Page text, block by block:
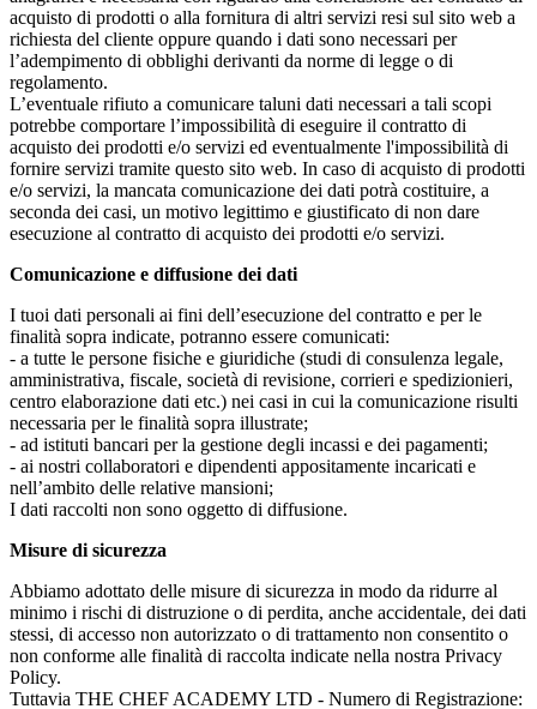
acquisto di prodotti o alla fornitura di altri servizi resi sul sito web a
richiesta del cliente oppure quando i dati sono necessari per
l’adempimento di obblighi derivanti da norme di legge o di
regolamento.
L’eventuale rifiuto a comunicare taluni dati necessari a tali scopi
potrebbe comportare l’impossibilità di eseguire il contratto di
acquisto dei prodotti e/o servizi ed eventualmente l'impossibilità di
fornire servizi tramite questo sito web. In caso di acquisto di prodotti
e/o servizi, la mancata comunicazione dei dati potrà costituire, a
seconda dei casi, un motivo legittimo e giustificato di non dare
esecuzione al contratto di acquisto dei prodotti e/o servizi.
Comunicazione e diffusione dei dati
I tuoi dati personali ai fini dell’esecuzione del contratto e per le
finalità sopra indicate, potranno essere comunicati:
- a tutte le persone fisiche e giuridiche (studi di consulenza legale,
amministrativa, fiscale, società di revisione, corrieri e spedizionieri,
centro elaborazione dati etc.) nei casi in cui la comunicazione risulti
necessaria per le finalità sopra illustrate;
- ad istituti bancari per la gestione degli incassi e dei pagamenti;
- ai nostri collaboratori e dipendenti appositamente incaricati e
nell’ambito delle relative mansioni;
I dati raccolti non sono oggetto di diffusione.
Misure di sicurezza
Abbiamo adottato delle misure di sicurezza in modo da ridurre al
minimo i rischi di distruzione o di perdita, anche accidentale, dei dati
stessi, di accesso non autorizzato o di trattamento non consentito o
non conforme alle finalità di raccolta indicate nella nostra Privacy
Policy.
Tuttavia THE CHEF ACADEMY LTD - Numero di Registrazione: